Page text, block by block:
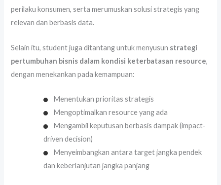
perilaku konsumen, serta merumuskan solusi strategis yang
relevan dan berbasis data.
Selain itu, student juga ditantang untuk menyusun strategi
pertumbuhan bisnis dalam kondisi keterbatasan resource,
dengan menekankan pada kemampuan:
Menentukan prioritas strategis
Mengoptimalkan resource yang ada
Mengambil keputusan berbasis dampak (impact-
driven decision)
Menyeimbangkan antara target jangka pendek
dan keberlanjutan jangka panjang